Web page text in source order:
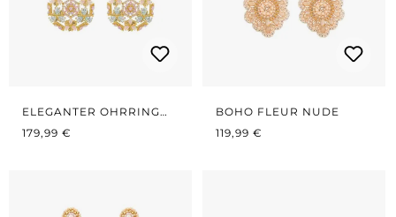
ELEGANTER OHRRING
VERGOLDET PASTELL
REGULÄRER PREIS:
179,99 €
BOHO FLEUR NUDE
REGULÄRER PREIS:
119,99 €